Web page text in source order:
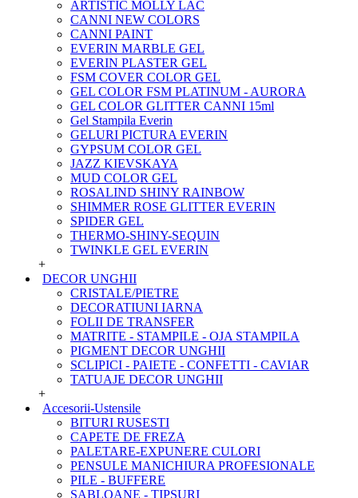
ARTISTIC MOLLY LAC
CANNI NEW COLORS
CANNI PAINT
EVERIN MARBLE GEL
EVERIN PLASTER GEL
FSM COVER COLOR GEL
GEL COLOR FSM PLATINUM - AURORA
GEL COLOR GLITTER CANNI 15ml
Gel Stampila Everin
GELURI PICTURA EVERIN
GYPSUM COLOR GEL
JAZZ KIEVSKAYA
MUD COLOR GEL
ROSALIND SHINY RAINBOW
SHIMMER ROSE GLITTER EVERIN
SPIDER GEL
THERMO-SHINY-SEQUIN
TWINKLE GEL EVERIN
+
DECOR UNGHII
CRISTALE/PIETRE
DECORATIUNI IARNA
FOLII DE TRANSFER
MATRITE - STAMPILE - OJA STAMPILA
PIGMENT DECOR UNGHII
SCLIPICI - PAIETE - CONFETTI - CAVIAR
TATUAJE DECOR UNGHII
+
Accesorii-Ustensile
BITURI RUSESTI
CAPETE DE FREZA
PALETARE-EXPUNERE CULORI
PENSULE MANICHIURA PROFESIONALE
PILE - BUFFERE
SABLOANE - TIPSURI